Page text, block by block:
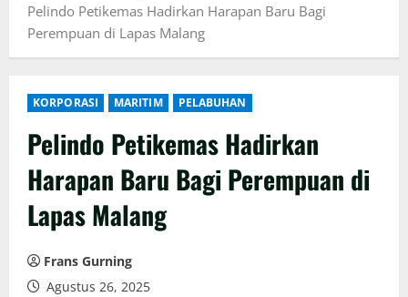
Pelindo Petikemas Hadirkan Harapan Baru Bagi
Perempuan di Lapas Malang
KORPORASI MARITIM PELABUHAN
Pelindo Petikemas Hadirkan
Harapan Baru Bagi Perempuan di
Lapas Malang
Frans Gurning
Agustus 26, 2025